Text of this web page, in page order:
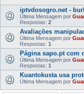
iptvdosogro.net -
Última Mensagem por
Respostas: 2
Avaliações
Última Mensagem por
Respostas: 1
Página sapo.pt com
Última Mensagem por
Respostas: 1
Kuantokusta usa
Última Mensagem por